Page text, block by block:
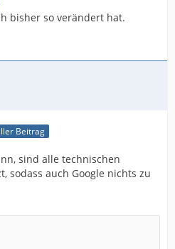
bisher so verändert hat.
Beitrag
sind alle technischen
sodass auch Google nichts zu